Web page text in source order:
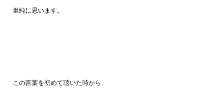
単純に思います。
この言葉を初めて聴いた時から、